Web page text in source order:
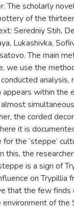
The scholarly
of the
Seredniy Stih,
Lukashivka,
The main
we use the
analysis,
within the
the corded
it is
the ‘steppe’
this, the
is a sign of
on
that the few
of the